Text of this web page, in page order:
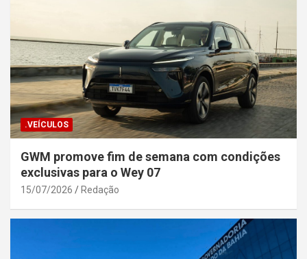
.VEÍCULOS
GWM promove fim de semana com condições
exclusivas para o Wey 07
15/07/2026 Redação